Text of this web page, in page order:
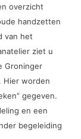
overzicht
handzetten
van het
ziet u
Groninger
Hier worden
gegeven.
en een
begeleiding